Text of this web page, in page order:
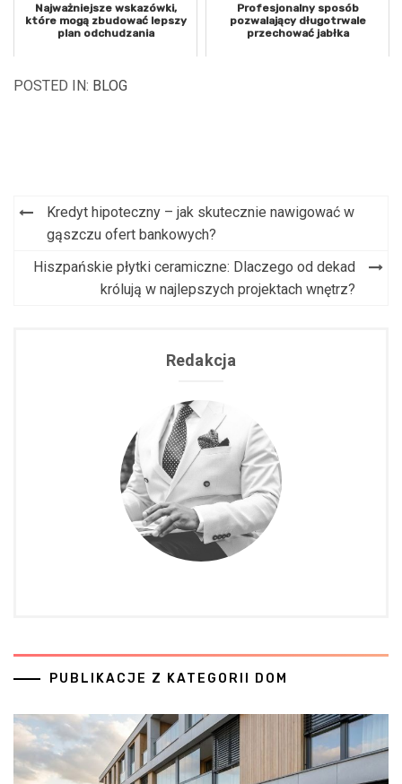
Najważniejsze wskazówki,
które mogą zbudować lepszy
plan odchudzania
Profesjonalny sposób
pozwalający długotrwale
przechować jabłka
POSTED IN: BLOG
Nawigacja
wpisu
Kredyt hipoteczny – jak skutecznie nawigować w
gąszczu ofert bankowych?
Hiszpańskie płytki ceramiczne: Dlaczego od dekad
królują w najlepszych projektach wnętrz?
Redakcja
PUBLIKACJE Z KATEGORII DOM